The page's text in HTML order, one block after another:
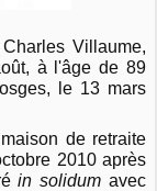
Villaume,
à l'âge de 89
le 13 mars
de retraite
2010 après
in solidum avec